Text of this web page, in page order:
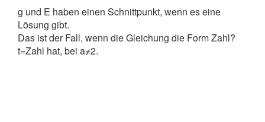
g und E haben einen Schnittpunkt, wenn es eine
Lösung gibt.
Das ist der Fall, wenn die Gleichung die Form Zahl?
t=Zahl hat, bei a≠2.